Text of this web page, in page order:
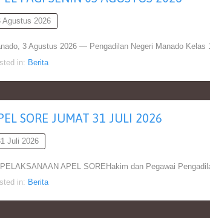
Agustus 2026
3 Agustus 2026 — Pengadilan Negeri Manado
in: Berita
SORE JUMAT 31 JULI 2026
Juli 2026
APEL SOREHakim dan Pegawai
in: Berita